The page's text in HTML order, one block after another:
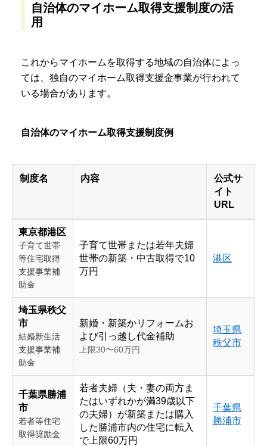
自治体のマイホーム取得支援制度の活
用
これからマイホームを取得する地域の自治体によっ
ては、独自のマイホーム取得支援金事業が行われて
いる場合があります。
自治体のマイホーム取得支援制度例
制度名 内容
公式サ
イト
URL
東京都港区
子育て世帯
等住宅取得
支援事業補
助金
子育て世帯または若年夫婦
世帯の新築・中古取得で10
万円
港区
埼玉県秩父
市
結婚新生活
支援事業補
助金
新婚・新築かリフォームお
よび引っ越し代金補助
上限30〜60万円
埼玉県
秩父市
千葉県勝浦
市
若者等住宅
取得奨励金
若者夫婦（夫・妻の両方ま
たはいずれかが満39歳以下
の夫婦）が新築または購入
した勝浦市内の住宅に転入
で上限60万円
千葉県
勝浦市